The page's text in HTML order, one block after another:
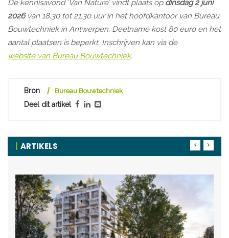
De kennisavond ‘Van Nature’ vindt plaats op dinsdag 2 juni
2026van 18.30 tot 21.30 uur in het hoofdkantoor van Bureau
Bouwtechniek in Antwerpen. Deelname kost 80 euro en het
aantal plaatsen is beperkt. Inschrijven kan via de
website van Bureau Bouwtechniek.
Bron Bureau Bouwtechniek
Deel dit artikel
ARTIKELS